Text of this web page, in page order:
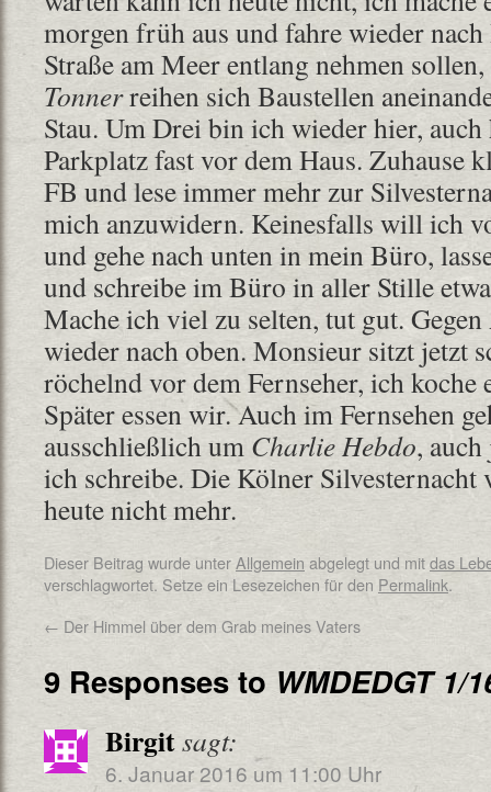
morgen früh aus und fahre wieder
Straße am Meer entlang nehmen
Tonnerreihen sich Baustellen
Stau. Um Drei bin ich wieder hier,
Parkplatz fast vor dem Haus. Zuhause
FB und lese immer mehr zur
mich anzuwidern. Keinesfalls will ich
und gehe nach unten in mein Büro,
und schreibe im Büro in aller Stille
Mache ich viel zu selten, tut gut.
wieder nach oben. Monsieur sitzt jetzt
röchelnd vor dem Fernseher, ich koche
Später essen wir. Auch im Fernsehen
ausschließlich um Charlie Hebdo,
ich schreibe. Die Kölner Silvesternacht
heute nicht mehr.
Dieser Beitrag wurde unterAllgemein abgelegt und mitdas
verschlagwortet. Setze ein Lesezeichen für den Permalink.
← Der Himmel über dem Grab meines Vaters
9 Responses to WMDEDGT 1/
Birgitsagt:
6. Januar 2016 um 11:00 Uhr